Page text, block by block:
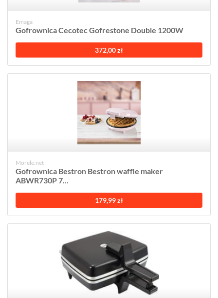
Emaga
Gofrownica Cecotec Gofrestone Double 1200W
372,00 zł
Morele.net
Gofrownica Bestron Bestron waffle maker
ABWR730P 7...
179,99 zł